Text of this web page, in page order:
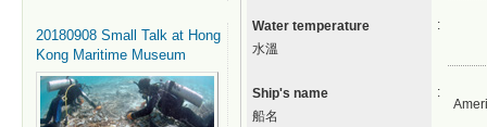
20180908 Small Talk at Hong
Kong Maritime Museum
Water temperature
水溫
:
Ship's name
船名
: